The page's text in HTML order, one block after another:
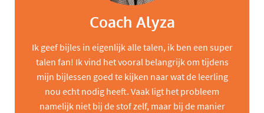
Coach Alyza
Ik geef bijles in eigenlijk alle talen, ik ben een super
talen fan! Ik vind het vooral belangrijk om tijdens
mijn bijlessen goed te kijken naar wat de leerling
nou echt nodig heeft. Vaak ligt het probleem
namelijk niet bij de stof zelf, maar bij de manier